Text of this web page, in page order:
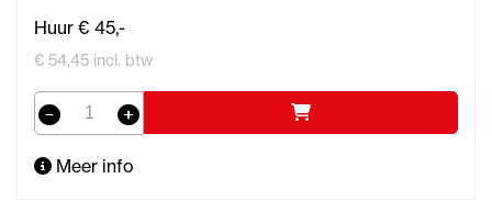
Huur € 45,-
€ 54,45 incl. btw
Meer info